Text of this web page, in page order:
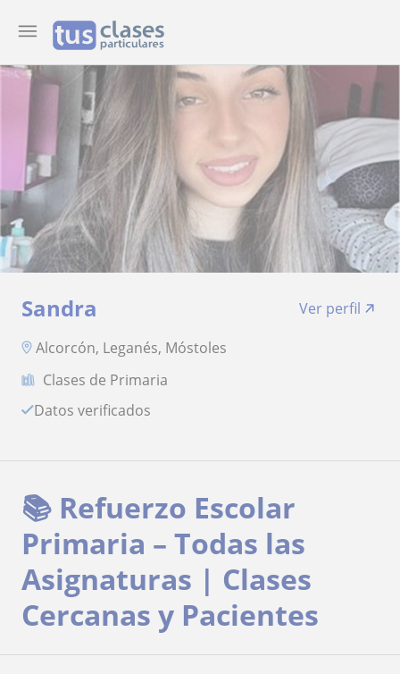
Sandra
Ver perfil
Alcorcón, Leganés, Móstoles
Clases de Primaria
Datos verificados
📚 Refuerzo Escolar
Primaria – Todas las
Asignaturas | Clases
Cercanas y Pacientes